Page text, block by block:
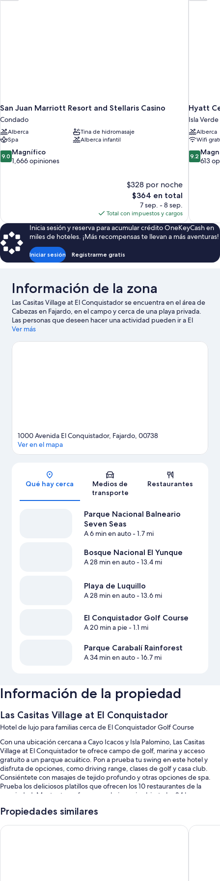
al
San Juan Marriott Resort and Stellaris Casino
Condado
Alberca
Tina de hidromasaje
Spa
Alberca infantil
9.0
de
9.0 Magnífico
1,666 opiniones
$328 por noche
El
precio
actual
es
de
$364
$364 en total
7 sep. - 8 sep.
Total con impuestos y cargos
Hyatt
Isla Verde
Alberca
Wifi
9.2
de
9.2
613
Inicia sesión y reserva para acumular crédito OneKeyCash en
miles de hoteles. ¡Más recompensas te llevan a más aventuras!
Iniciar sesión Registrarme gratis
Información de la zona
Las Casitas Village at El Conquistador se encuentra en el área de
Cabezas en Fajardo, en el campo y cerca de una playa privada.
Las personas que deseen hacer una actividad pueden ir a El
Conquistador Golf Course y Terminal de ferry de Ceiba,
pueden visitar Bosque Nacional El Yunque y Playa de Luquillo.
Ver más
Sección del mapa
1000 Avenida El Conquistador, Fajardo, 00738
Ver en el mapa
Qué hay cerca
Medios de
transporte
Restaurantes
Parque Nacional Balneario
Seven Seas
A 6 min en auto- 1.7 mi
Bosque Nacional El Yunque
A 28 min en auto- 13.4 mi
Playa de Luquillo
A 28 min en auto- 13.6 mi
El Conquistador Golf Course
A 20 min a pie- 1.1 mi
Parque Carabalí Rainforest
A 34 min en auto- 16.7 mi
Información de la propiedad
Las Casitas Village at El Conquistador
Hotel de lujo para familias cerca de El Conquistador Golf Course
Con una ubicación cercana a Cayo Icacos y Isla Palomino, Las Casitas
Village at El Conquistador te ofrece campo de golf, marina y acceso
gratuito a un parque acuático. Pon a prueba tu swing en este hotel y
disfruta de opciones, como driving range, clases de golf y casa club.
Consiéntete con masajes de tejido profundo y otras opciones de spa.
Prueba los deliciosos platillos que ofrecen los 10 restaurantes de la
propiedad. Mantente en forma en el gimnasio abierto las 24 horas.
Hay wifi gratis en las habitaciones disponible con 25+ Mbps de
Propiedades similares
El Conquistador Resort Hyatt